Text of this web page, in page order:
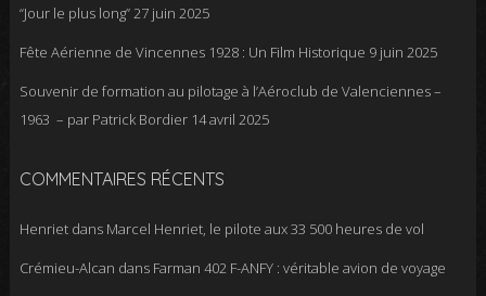
“Jour le plus long”27 juin 2025
Fête Aérienne de Vincennes 1928 : Un Film Historique 9 juin 2025
Souvenir de formation au pilotage à l’Aéroclub de Valenciennes –
1963 – par Patrick Bordier 14 avril 2025
COMMENTAIRES RÉCENTS
Henrietdans Marcel Henriet, le pilote aux 33 500 heures de vol
Crémieu-Alcan dans Farman 402 F-ANFY : véritable avion de voyage